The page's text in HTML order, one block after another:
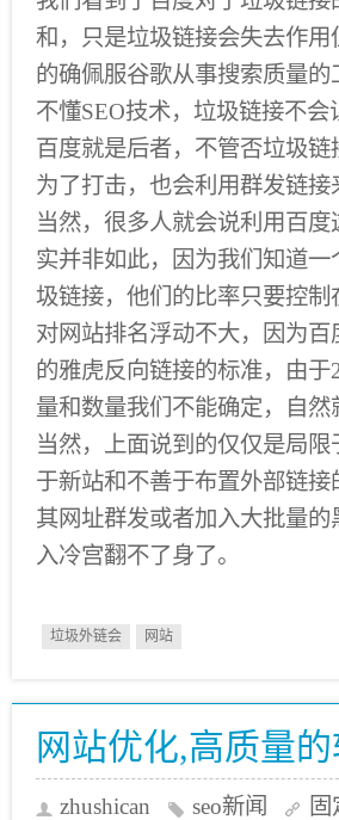
和，只是垃圾链接会失去作
的确佩服谷歌从事搜索质量
不懂SEO技术，垃圾链接不
百度就是后者，不管否垃圾
为了打击，也会利用群发链
当然，很多人就会说利用百
实并非如此，因为我们知道
圾链接，他们的比率只要控
对网站排名浮动不大，因为
的雅虎反向链接的标准，由
量和数量我们不能确定，自
当然，上面说到的仅仅是局
于新站和不善于布置外部链
其网址群发或者加入大批量
入冷宫翻不了身了。
垃圾外链会 网站
网站优化,高质量
zhushican seo新闻